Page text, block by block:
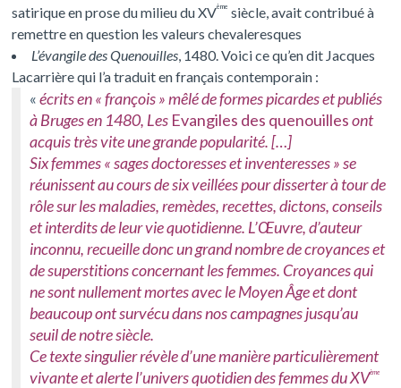
satirique en prose du milieu du XVème siècle, avait contribué à
remettre en question les valeurs chevaleresques
L’évangile des Quenouilles, 1480. Voici ce qu’en dit Jacques
Lacarrière qui l’a traduit en français contemporain :
«écrits en « françois » mêlé de formes picardes et publiés
à Bruges en 1480, Les Evangiles des quenouillesont
acquis très vite une grande popularité. […]
Six femmes « sages doctoresses et inventeresses » se
réunissent au cours de six veillées pour disserter à tour de
rôle sur les maladies, remèdes, recettes, dictons, conseils
et interdits de leur vie quotidienne. L’Œuvre, d’auteur
inconnu, recueille donc un grand nombre de croyances et
de superstitions concernant les femmes. Croyances qui
ne sont nullement mortes avec le Moyen Âge et dont
beaucoup ont survécu dans nos campagnes jusqu’au
seuil de notre siècle.
Ce texte singulier révèle d’une manière particulièrement
vivante et alerte l’univers quotidien des femmes du XVème